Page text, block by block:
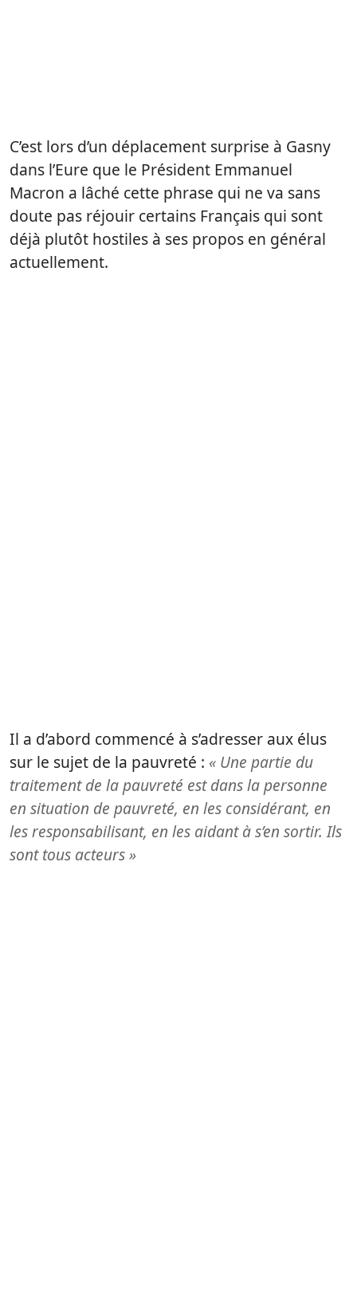
C’est lors d’un déplacement surprise à Gasny
dans l’Eure que le Président Emmanuel
Macron a lâché cette phrase qui ne va sans
doute pas réjouir certains Français qui sont
déjà plutôt hostiles à ses propos en général
actuellement.
Il a d’abord commencé à s’adresser aux élus
sur le sujet de la pauvreté : « Une partie du
traitement de la pauvreté est dans la personne
en situation de pauvreté, en les considérant, en
les responsabilisant, en les aidant à s’en sortir. Ils
sont tous acteurs »